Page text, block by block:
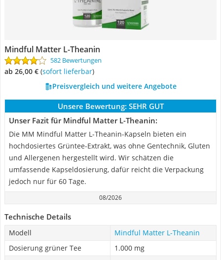
Mindful Matter L-Theanin
582 Bewertungen
ab 26,00 € ( Sofort lieferbar)
Preisvergleich und weitere Angebote
Unsere Bewertung: SEHR GUT
Unser Fazit für Mindful Matter L-Theanin:
Die MM Mindful Matter L-Theanin-Kapseln bieten ein
hochdosiertes Grüntee-Extrakt, was ohne Gentechnik, Gluten
und Allergenen hergestellt wird. Wir schätzen die
umfassende Kapseldosierung, dafür reicht die Verpackung
jedoch nur für 60 Tage.
08/2026
Technische Details
Modell
Mindful Matter L-Theanin
Dosierung grüner Tee
1.000 mg